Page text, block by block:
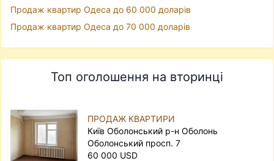
Продаж квартир Одеса до 60 000 доларів
Продаж квартир Одеса до 70 000 доларів
Топ оголошення на вторинці
ПРОДАЖ КВАРТИРИ
Київ Оболонський р-н Оболонь
Оболонський просп. 7
60 000 USD